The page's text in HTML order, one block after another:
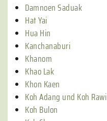
Damnoen Saduak
Hat Yai
Hua Hin
Kanchanaburi
Khanom
Khao Lak
Khon Kaen
Koh Adang und Koh Rawi
Koh Bulon